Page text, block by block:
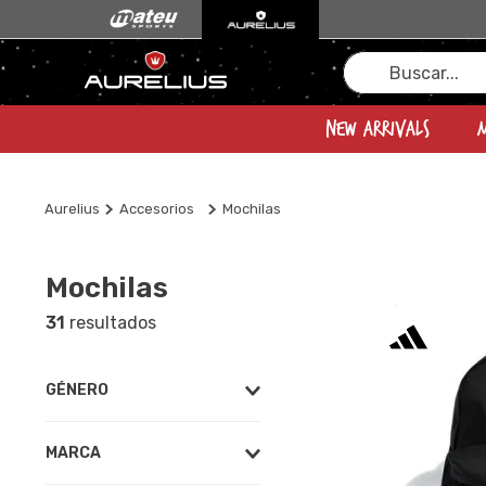
Buscar...
New Arrivals
Aurelius Accesorios Mochilas
Mochilas
31
GÉNERO
Sin Género
MARCA